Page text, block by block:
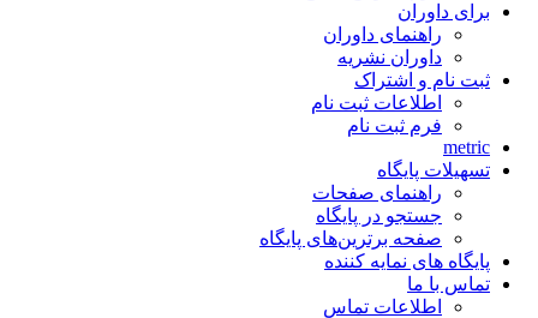
برای داوران
راهنمای داوران
داوران نشریه
ثبت نام و اشتراک
اطلاعات ثبت نام
فرم ثبت نام
metric
تسهیلات پایگاه
راهنمای صفحات
جستجو در پایگاه
صفحه برترین‌های پایگاه
پایگاه های نمایه کننده
تماس با ما
اطلاعات تماس